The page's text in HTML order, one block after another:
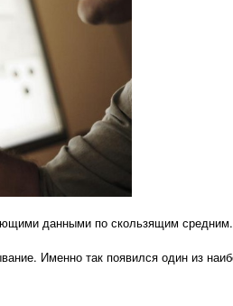
данными по скользящим
Именно так появился один из